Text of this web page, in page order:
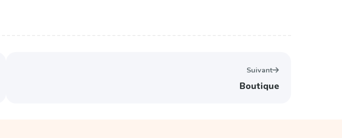
Suivant
Boutique